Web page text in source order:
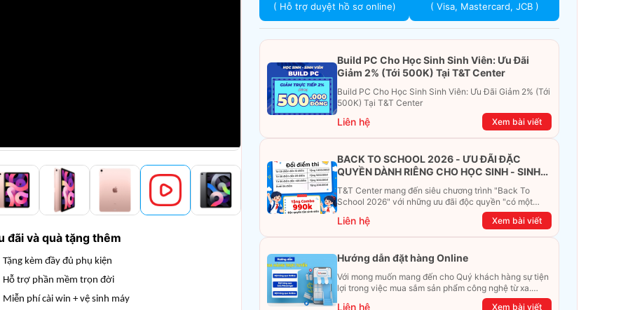
đãi và quà tặng thêm
Tặng kèm đầy đủ phụ kiện
Hỗ trợ phần mềm trọn đời
Miễn phí cài win + vệ sinh máy
( Hỗ trợ duyệt hồ sơ online) ( Visa, Mastercard, JCB )
Build PC Cho Học Sinh Sinh Viên: Ưu Đãi
Giảm 2% (Tới 500K) Tại T&T Center
Build PC Cho Học Sinh Sinh Viên: Ưu Đãi Giảm 2% (Tới
500K) Tại T&T Center
Liên hệ Xem bài viết
BACK TO SCHOOL 2026 - ƯU ĐÃI ĐẶC
QUYỀN DÀNH RIÊNG CHO HỌC SINH - SINH
T&T Center mang đến siêu chương trình "Back To
School 2026" với những ưu đãi độc quyền "có một
không hai". Đừng để chiếc ví phải "ét-ô-ét", cùng
khám phá ngay ưu đãi siêu khủng dưới đây nhé!
Liên hệ Xem bài viết
Hướng dẫn đặt hàng Online
Với mong muốn mang đến cho Quý khách hàng sự tiện
lợi trong việc mua sắm sản phẩm công nghệ từ xa.
Trong bài viết này, T&T Center sẽ hướng dẫn chi tiết
Liên hệ Xem bài viết